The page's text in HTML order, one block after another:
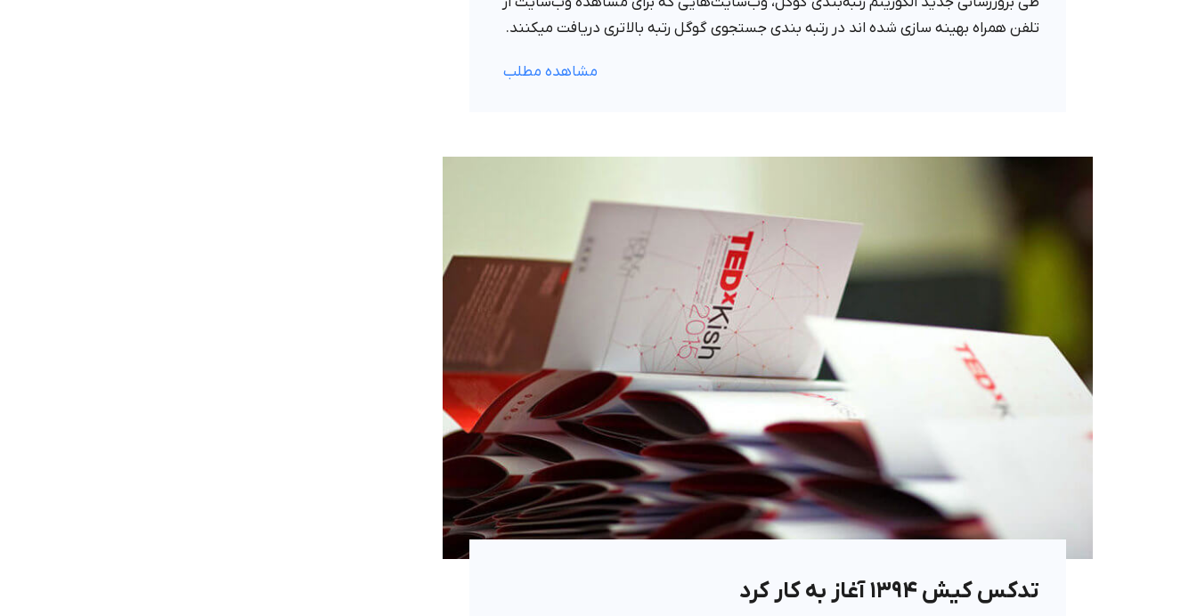
تلفن همراه بهینه سازی شده اند در رتبه بندی جستجوی گوگل رتبه بالاتری دریافت میکنند.
مشاهده مطلب
تدکس کیش ۱۳۹۴ آغاز به کار کرد